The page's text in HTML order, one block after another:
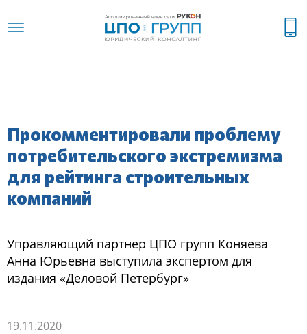
Прокомментировали проблему
потребительского экстремизма
для рейтинга строительных
компаний
Управляющий партнер ЦПО групп Коняева
Анна Юрьевна выступила экспертом для
издания «Деловой Петербург»
19.11.2020